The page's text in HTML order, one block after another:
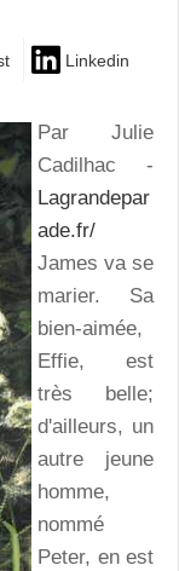
Linkedin
Par Julie
Cadilhac -
Lagrandepar
ade.fr/
James va se
marier. Sa
bien-aimée,
Effie, est
très belle;
d'ailleurs, un
autre jeune
homme,
nommé
Peter, en est